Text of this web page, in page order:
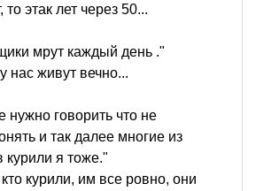
то этак лет через 50...
мрут каждый день ."
нас живут вечно...
нужно говорить что не
и так далее многие из
курили я тоже."
курили, им все ровно, они